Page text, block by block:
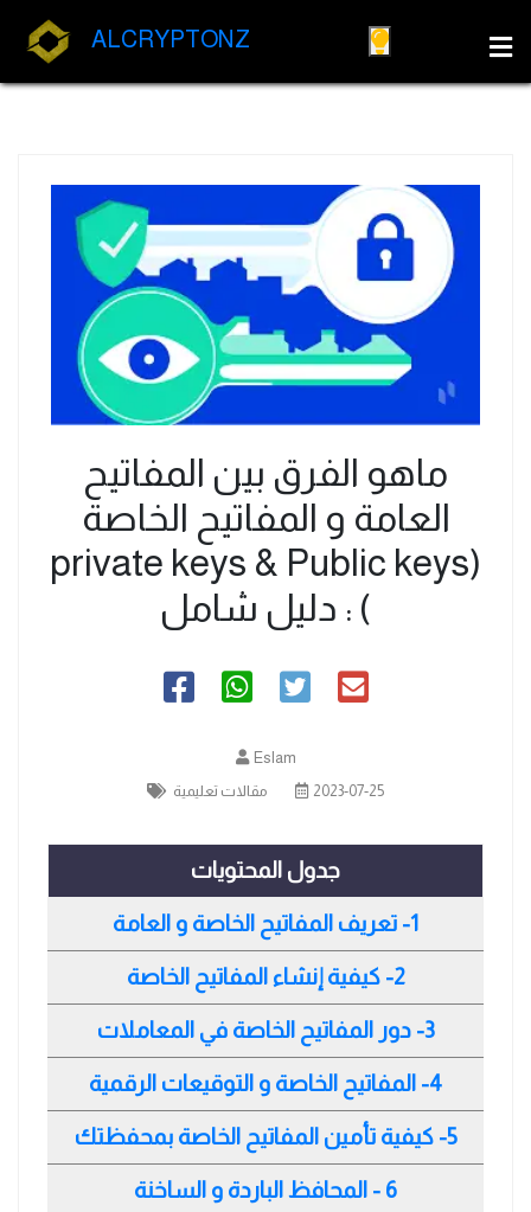
ALCRYPTONZ
ماهو الفرق بين المفاتيح
العامة و المفاتيح الخاصة
(private keys & Public keys
) : دليل شامل
Eslam
2023-07-25
مقالات تعليمية
جدول المحتويات
1- تعريف المفاتيح الخاصة و العامة
2- كيفية إنشاء المفاتيح الخاصة
3- دور المفاتيح الخاصة في المعاملات
4- المفاتيح الخاصة و التوقيعات الرقمية
5- كيفية تأمين المفاتيح الخاصة بمحفظتك
6 - المحافظ الباردة و الساخنة